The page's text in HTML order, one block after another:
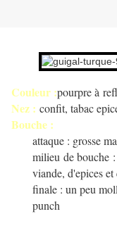
Couleur :pourpre à
Nez : confit, tabac
Bouche :
attaque : grosse
milieu de bouche
viande, d'epices et
finale : un peu
punch